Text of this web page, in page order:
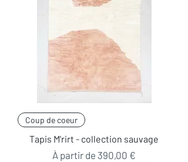
Coup de coeur
Tapis M'rirt - collection sauvage
À partir de 390,00 €
Prix promotionnel